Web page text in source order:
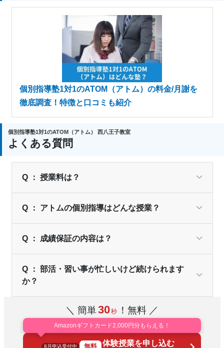
個別指導塾1対1のATOM（アトム）の料金/月謝を
徹底調査！特徴と口コミも紹介
個別指導塾1対1のATOM（アトム） 西八王子教室
よくある質問
Q ： 授業料は？
Q ： アトムの個別指導はどんな授業？
Q ： 成績保証の内容は？
Q ： 部活・習い事が忙しいけど続けられます
か？
＼ 簡単30秒 ！無料 ／
Amazonギフトカード2,000円分もらえる！
8月申込受付中 無料 体験授業を申し込む